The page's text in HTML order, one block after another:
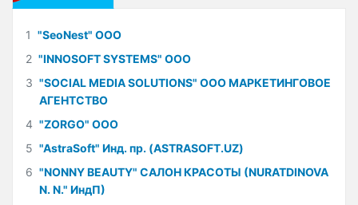
1 "SeoNest" ООО
2 "INNOSOFT SYSTEMS" ООО
3 "SOCIAL MEDIA SOLUTIONS" ООО МАРКЕТИНГОВОЕ
АГЕНТСТВО
4 "ZORGO" ООО
5 "AstraSoft" Инд. пр. (ASTRASOFT.UZ)
6 "NONNY BEAUTY" САЛОН КРАСОТЫ (NURATDINOVA
N. N." ИндП)